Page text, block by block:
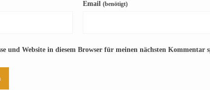
Email (benötigt)
und Website in diesem Browser für meinen nächsten Kommentar